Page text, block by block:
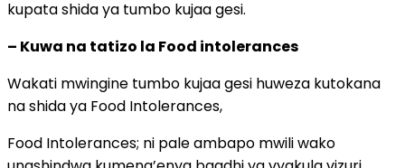
kupata shida ya tumbo kujaa gesi.
– Kuwa na tatizo la Food intolerances
Wakati mwingine tumbo kujaa gesi huweza kutokana
na shida ya Food Intolerances,
Food Intolerances; ni pale ambapo mwili wako